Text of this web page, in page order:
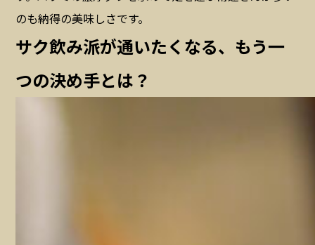
のも納得の美味しさです。
サク飲み派が通いたくなる、もう一
つの決め手とは？